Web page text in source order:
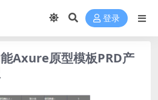
登录
Axure原型模板PRD产